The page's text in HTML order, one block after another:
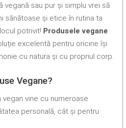
sau pur și simplu vrei să
sănătoase și etice în rutina ta
potrivit! Produsele vegane
excelentă pentru oricine își
cu natura și cu propriul corp.
Vegane?
vine cu numeroase
personală, cât și pentru